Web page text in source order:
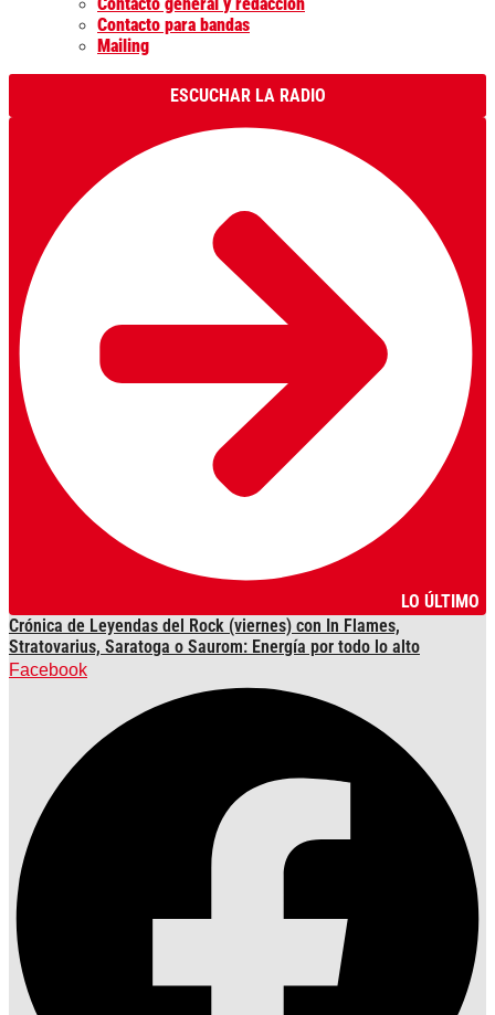
Contacto para bandas
Mailing
ESCUCHAR LA RADIO
LO ÚLTIMO
Crónica de Leyendas del Rock (viernes) con In Flames,
Stratovarius, Saratoga o Saurom: Energía por todo lo alto
Facebook